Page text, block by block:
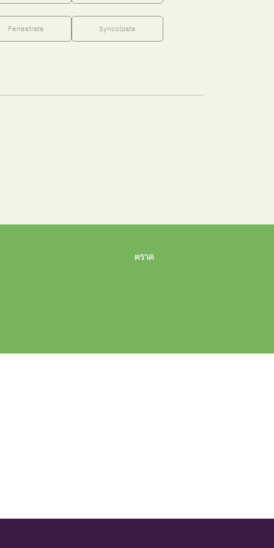
Fenestrate Syncolpate
ตราด